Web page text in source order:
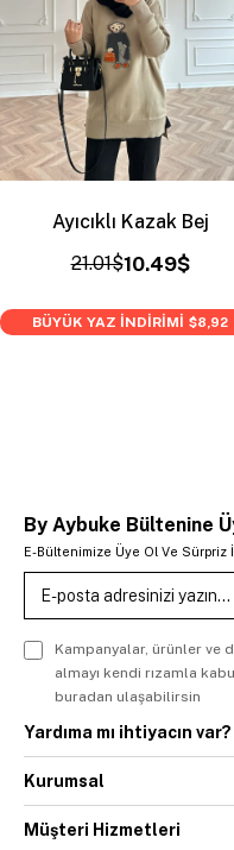
Ayıcıklı Kazak Bej
10.49$
21.01$
BÜYÜK YAZ İNDİRİMİ $8,92
By Aybuke Bültenine
E-Bültenimize Üye Ol Ve Sürpriz
Kampanyalar, ürünler ve
almayı kendi rızamla
buradan ulaşabilirsin
Yardıma mı ihtiyacın var?
Kurumsal
Müşteri Hizmetleri